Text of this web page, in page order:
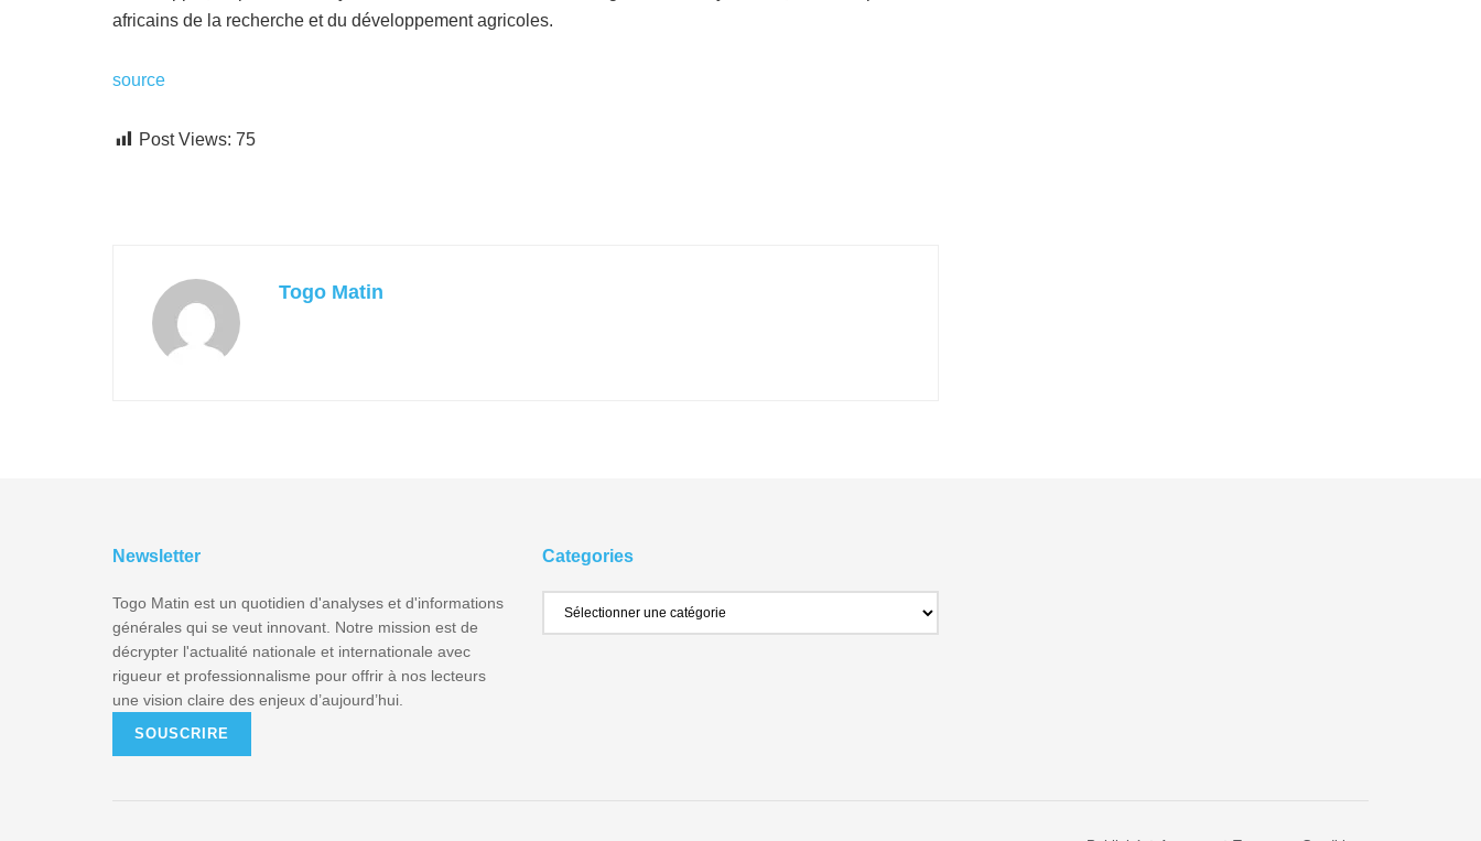
africains de la recherche et du développement agricoles.
source
Post Views: 75
Togo Matin
Newsletter
Togo Matin est un quotidien d'analyses et d'informations
générales qui se veut innovant. Notre mission est de
décrypter l'actualité nationale et internationale avec
rigueur et professionnalisme pour offrir à nos lecteurs
une vision claire des enjeux d’aujourd’hui.
SOUSCRIRE
Categories